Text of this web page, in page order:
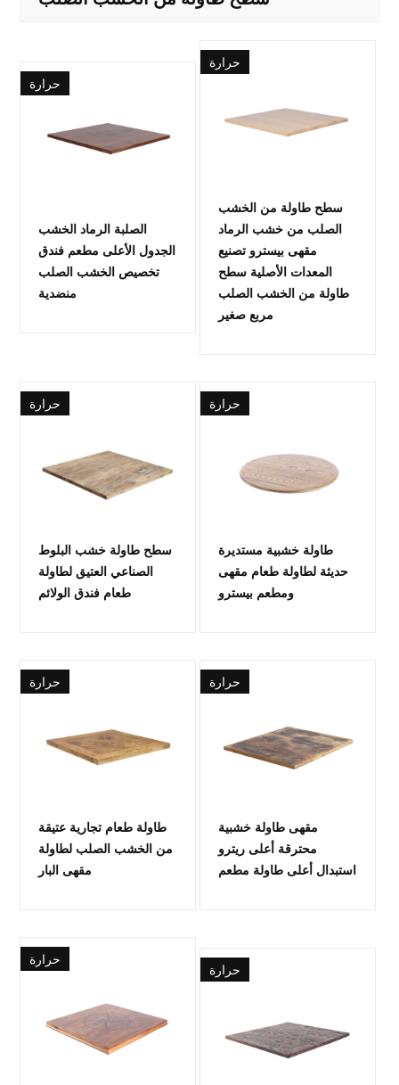
حرارة
الصلبة الرماد الخشب
الجدول الأعلى مطعم فندق
تخصيص الخشب الصلب
منضدية
حرارة
سطح طاولة من الخشب
الصلب من خشب الرماد
مقهى بيسترو تصنيع
المعدات الأصلية سطح
طاولة من الخشب الصلب
مربع صغير
حرارة
سطح طاولة خشب البلوط
الصناعي العتيق لطاولة
طعام فندق الولائم
حرارة
طاولة خشبية مستديرة
حديثة لطاولة طعام مقهى
ومطعم بيسترو
حرارة
طاولة طعام تجارية عتيقة
من الخشب الصلب لطاولة
مقهى البار
حرارة
مقهى طاولة خشبية
محترقة أعلى ريترو
استبدال أعلى طاولة مطعم
حرارة
حرارة